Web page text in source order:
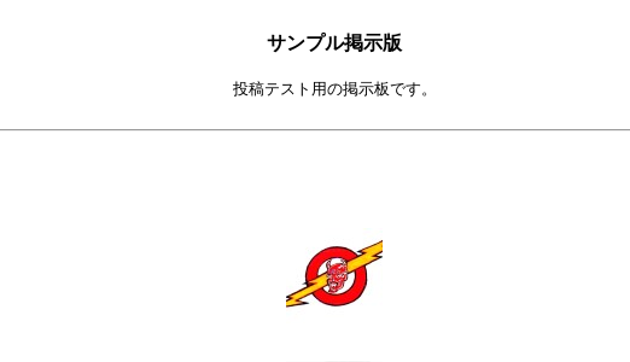
サンプル掲示版
投稿テスト用の掲示板です。